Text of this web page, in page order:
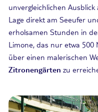
unvergleichlichen
Lage direkt am Seeufer
erholsamen Stunden in
Limone, das nur etwa
über einen malerischen
Zitronengärten zu